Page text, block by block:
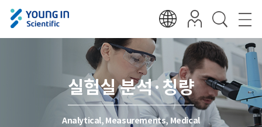
실험실 분석·칭량
Analytical, Measurements, Medical